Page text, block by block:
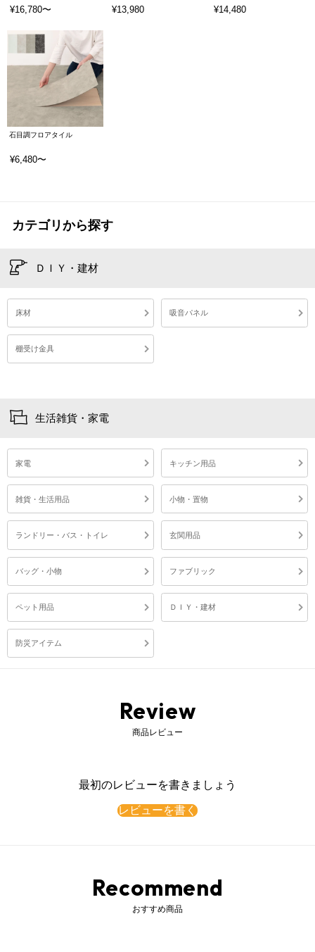
¥16,780〜 ¥13,980 ¥14,480
石目調フロアタイル
¥6,480〜
カテゴリから探す
ＤＩＹ・建材
床材 吸音パネル
棚受け金具
生活雑貨・家電
家電 キッチン用品
雑貨・生活用品 小物・置物
ランドリー・バス・トイレ 玄関用品
バッグ・小物 ファブリック
ペット用品 ＤＩＹ・建材
防災アイテム
Review
商品レビュー
最初のレビューを書きましょう
レビューを書く
Recommend
おすすめ商品